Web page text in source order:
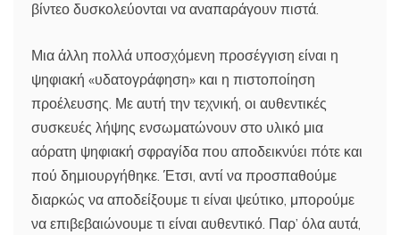
βίντεο δυσκολεύονται να αναπαράγουν πιστά.
Μια άλλη πολλά υποσχόμενη προσέγγιση είναι η
ψηφιακή «υδατογράφηση» και η πιστοποίηση
προέλευσης. Με αυτή την τεχνική, οι αυθεντικές
συσκευές λήψης ενσωματώνουν στο υλικό μια
αόρατη ψηφιακή σφραγίδα που αποδεικνύει πότε και
πού δημιουργήθηκε. Έτσι, αντί να προσπαθούμε
διαρκώς να αποδείξουμε τι είναι ψεύτικο, μπορούμε
να επιβεβαιώνουμε τι είναι αυθεντικό. Παρ’ όλα αυτά,